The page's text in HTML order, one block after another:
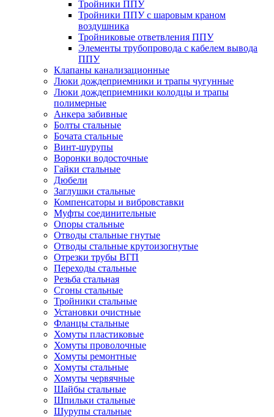
Тройники ППУ
Тройники ППУ с шаровым краном
воздушника
Тройниковые ответвления ППУ
Элементы трубопровода с кабелем вывода
ППУ
Клапаны канализационные
Люки дождеприемники и трапы чугунные
Люки дождеприемники колодцы и трапы
полимерные
Анкера забивные
Болты стальные
Бочата стальные
Винт-шурупы
Воронки водосточные
Гайки стальные
Дюбели
Заглушки стальные
Компенсаторы и вибровставки
Муфты соединительные
Опоры стальные
Отводы стальные гнутые
Отводы стальные крутоизогнутые
Отрезки трубы ВГП
Переходы стальные
Резьба стальная
Сгоны стальные
Тройники стальные
Установки очистные
Фланцы стальные
Хомуты пластиковые
Хомуты проволочные
Хомуты ремонтные
Хомуты стальные
Хомуты червячные
Шайбы стальные
Шпильки стальные
Шурупы стальные